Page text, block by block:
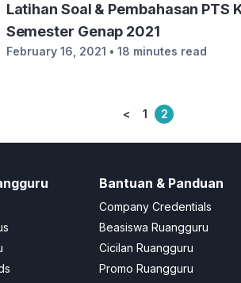
Latihan Soal & Pembahasan PTS
Semester Genap 2021
February 16, 2021 • 18 minutes read
Posts
< 1 2
Bantuan & Panduan
Company Credentials
Beasiswa Ruangguru
Cicilan Ruangguru
Promo Ruangguru